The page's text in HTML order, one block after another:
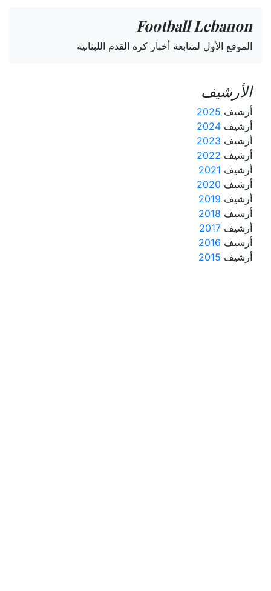
Football Lebanon
الموقع الأول لمتابعة أخبار كرة القدم اللبنانية
الأرشيف
أرشيف 2025
أرشيف 2024
أرشيف 2023
أرشيف 2022
أرشيف 2021
أرشيف 2020
أرشيف 2019
أرشيف 2018
أرشيف 2017
أرشيف 2016
أرشيف 2015